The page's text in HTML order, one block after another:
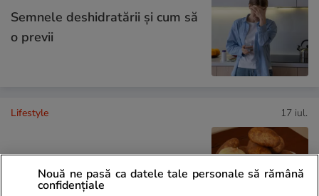
Semnele deshidratării și cum să
o previi
Lifestyle 17 iul.
De ce să nu păstrezi cartofii
lângă ceapă
Nouă ne pasă ca datele tale personale să rămână
confidențiale